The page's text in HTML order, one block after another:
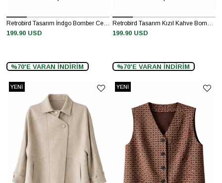
Retrobird Tasarım İndgo Bomber Ceket Mont
199.90 USD
%70'E VARAN İNDİRİM
Retrobird Tasarım Kızıl Kahve Bomber Ceket Mont
199.90 USD
%70'E VARAN İNDİRİM
YENI
YENI